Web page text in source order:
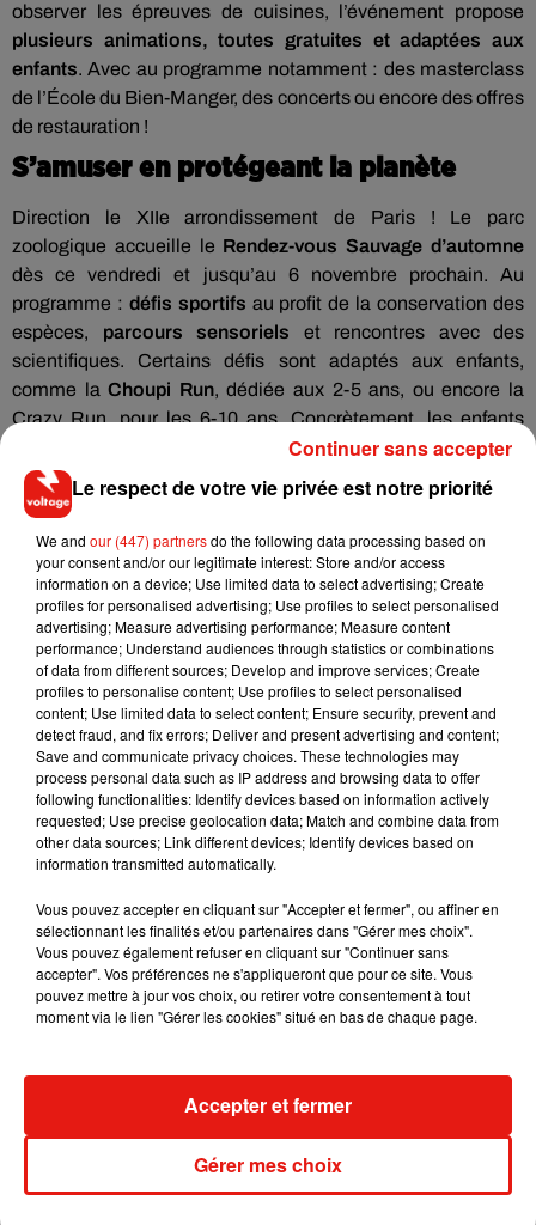
observer les épreuves de cuisines, l’événement propose
plusieurs animations, toutes gratuites et adaptées aux
enfants. Avec au programme notamment : des masterclass
de l’École du Bien-Manger, des concerts ou encore des offres
de restauration !
S’amuser en protégeant la planète
Direction le XIIe arrondissement de Paris ! Le parc
zoologique accueille le Rendez-vous Sauvage d’automne
dès ce vendredi et jusqu’au 6 novembre prochain. Au
programme : défis sportifs au profit de la conservation des
espèces, parcours sensoriels et rencontres avec des
scientifiques. Certains défis sont adaptés aux enfants,
comme laChoupi Run, dédiée aux 2-5 ans, ou encore la
Crazy Run, pour les 6-10 ans. Concrètement, les enfants
visitent le parc le temps d’une après-midi pour sauver les
rhinocéros. N’hésitez pas à
réserver vos places
sur la
billetterie !
Le Jubilé Impérial de Rueil-Malmaison
On termine cet agenda avec un événement qui va ravir les
passionnés d’histoire ! Rueil-Malmaison accueille, depuis
lundi dernier, leJubilé Impérial. Jusqu’à dimanche, de
nombreuses animations se dérouleront dans la ville, comme
de grandesreconstitutions, desspectaclesou encore des
manoeuvres militaires . La commune prévoit également un
grand concert de fanfares, le plus important d’Europe, et un
feu d’artifice ! Et bien entendu, tout est gratuit.
Voltage vous souhaite de passer un agréable week-end !
Musique
7 août 2026
RÜFÜS DU SOL annonce un nouvel
album après sa tournée mondiale
Le respect de votre vie privée est notre priorité
We and our (447) partnersdo the following data processing based on
your consent and/or our legitimate interest: Store and/or access
information on a device; Use limited data to select advertising; Create
profiles for personalised advertising; Use profiles to select personalised
advertising; Measure advertising performance; Measure content
performance; Understand audiences through statistics or combinations
of data from different sources; Develop and improve services; Create
profiles to personalise content; Use profiles to select personalised
content; Use limited data to select content; Ensure security, prevent and
detect fraud, and fix errors; Deliver and present advertising and content;
Save and communicate privacy choices. These technologies may
process personal data such as IP address and browsing data to offer
following functionalities: Identify devices based on information actively
requested; Use precise geolocation data; Match and combine data from
other data sources; Link different devices; Identify devices based on
information transmitted automatically.
Vous pouvez accepter en cliquant sur "Accepter et fermer", ou affiner en
sélectionnant les finalités et/ou partenaires dans "Gérer mes choix".
Vous pouvez également refuser en cliquant sur "Continuer sans
accepter". Vos préférences ne s'appliqueront que pour ce site. Vous
pouvez mettre à jour vos choix, ou retirer votre consentement à tout
moment via le lien "Gérer les cookies" situé en bas de chaque page.
Gérer mes choix
Accepter et fermer
Continuer sans accepter